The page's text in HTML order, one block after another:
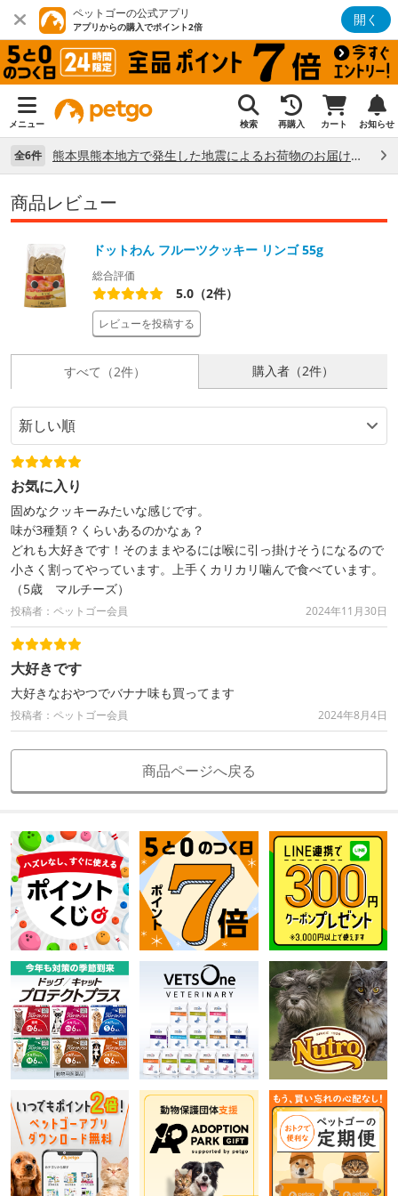
ペットゴーの公式アプリ
アプリからの購入でポイント2倍 開く
メニュー 検索 再購入 カート お知らせ
全6件 熊本県熊本地方で発生した地震によるお荷物のお届け状況について （7/28）
商品レビュー
ドットわん フルーツクッキー リンゴ 55g
総合評価
5.0（2件）
レビューを投稿する
すべて（2件） 購入者（2件）
お気に入り
固めなクッキーみたいな感じです。
味が3種類？くらいあるのかなぁ？
どれも大好きです！そのままやるには喉に引っ掛けそうになるので
小さく割ってやっています。上手くカリカリ噛んで食べています。
（5歳 マルチーズ）
投稿者：ペットゴー会員 2024年11月30日
大好きです
大好きなおやつでバナナ味も買ってます
投稿者：ペットゴー会員 2024年8月4日
商品ページへ戻る